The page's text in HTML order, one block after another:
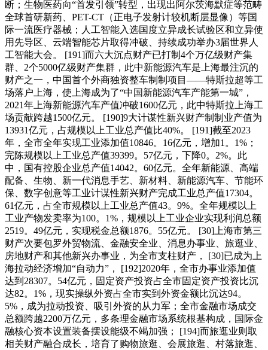
断；生物医药向“首发引领”转型，出现出阿尔茨海默症等范畴
全球首研新药、PET-CT（正电子发射计较机断层显像）等国
际一流医疗器械；人工智能入选国度立异成长试验区和立异使
用先导区、云端智能芯片取得冲破、持续成功举办3届世界人
工智能大会。 [191]而六大沉点财产已打制4个万亿级财产集
群、2个5000亿级财产集群，此中新能源汽车是上海最注沉的
财产之一，中国首个外商独资整车制制项目——特斯拉超等工
场落户上海，使上海成为了“中国新能源汽车产能第一城”，
2021年上海新能源汽车产值冲破1600亿元，此中特斯拉上海工
场贡献跨越1500亿元。 [190]9大计谋性新兴财产制制业产值为
13931亿元，占规模以上工业总产值比40%。 [191]截至2023
年，全市全年实现工业添加值10846。16亿元，增加1。1%；
完陈规模以上工业总产值39399。57亿元，下降0。2%。此
中，国有控股企业总产值14042。60亿元。全年新能源、高端
配备、生物、新一代消息手艺、新材料、新能源汽车、节能环
保、数字创意等工业计谋性新兴财产完成工业总产值17304。
61亿元，占全市规模以上工业总产值43。9%。全年规模以上
工业产物发卖率为100。1%，规模以上工业企业实现利润总额
2519。49亿元，实现税金总额1876。55亿元。 [30]上海市第三
财产次要包罗外贸物流、金融安全业、消息办事业、旅逛业、
房地财产和其他新兴办事业，为全市支柱财产， [30]已成为上
海拉动经济增加“自动力”， [192]2020年，全市办事业添加值
达到28307。54亿元，固定资产投资占全市固定资产投资比沉
达82。1%，现实操纵外资占全市实到外资金额比沉达94。
5%，成为拉动投资、吸引外资的从力军；全市金融市场成交
总额跨越2200万亿元，多条理金融市场系统根基构成，国际金
融核心资本设置装备摆设能级不竭加强； [194]而旅逛业则取
相关财产融合成长，培育了购物旅逛、会展旅逛、村落旅逛、